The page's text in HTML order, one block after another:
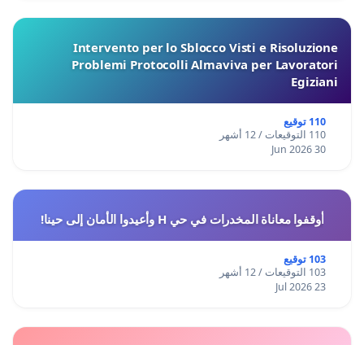
Intervento per lo Sblocco Visti e Risoluzione
Problemi Protocolli Almaviva per Lavoratori
Egiziani
110 توقيع
110 التوقيعات / 12 أشهر
30 Jun 2026
أوقفوا معاناة المخدرات في حي H وأعيدوا الأمان إلى حينا!
103 توقيع
103 التوقيعات / 12 أشهر
23 Jul 2026